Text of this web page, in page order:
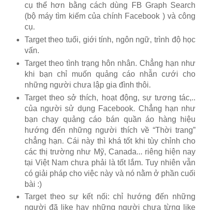
cụ thể hơn bằng cách dùng FB Graph Search
(bộ máy tìm kiếm của chính Facebook ) và công
cụ.
Target theo tuổi, giới tính, ngôn ngữ, trình độ học
vấn.
Target theo tình trạng hôn nhân. Chẳng hạn như
khi bạn chỉ muốn quảng cáo nhẫn cưới cho
những người chưa lập gia đình thôi.
Target theo sở thích, hoạt động, sự tương tác,..
của người sử dụng Facebook. Chẳng hạn như
bạn chạy quảng cáo bán quần áo hàng hiệu
hướng đến những người thích về “Thời trang”
chẳng hạn. Cái này thì khá tốt khi tùy chỉnh cho
các thị trường như Mỹ, Canada... riêng hiện nay
tại Việt Nam chưa phải là tốt lắm. Tuy nhiên vẫn
có giải pháp cho việc này và nó nằm ở phần cuối
bài :)
Target theo sự kết nối: chỉ hướng đến những
người đã like hay những người chưa từng like